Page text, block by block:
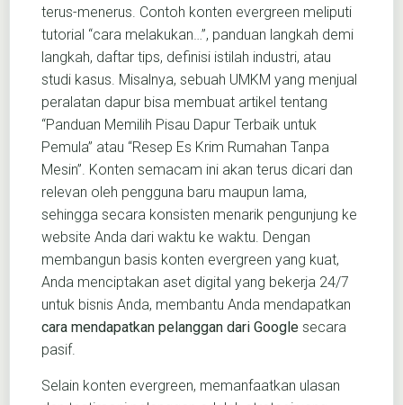
terus-menerus. Contoh konten evergreen meliputi
tutorial “cara melakukan…”, panduan langkah demi
langkah, daftar tips, definisi istilah industri, atau
studi kasus. Misalnya, sebuah UMKM yang menjual
peralatan dapur bisa membuat artikel tentang
“Panduan Memilih Pisau Dapur Terbaik untuk
Pemula” atau “Resep Es Krim Rumahan Tanpa
Mesin”. Konten semacam ini akan terus dicari dan
relevan oleh pengguna baru maupun lama,
sehingga secara konsisten menarik pengunjung ke
website Anda dari waktu ke waktu. Dengan
membangun basis konten evergreen yang kuat,
Anda menciptakan aset digital yang bekerja 24/7
untuk bisnis Anda, membantu Anda mendapatkan
cara mendapatkan pelanggan dari Google secara
pasif.
Selain konten evergreen, memanfaatkan ulasan